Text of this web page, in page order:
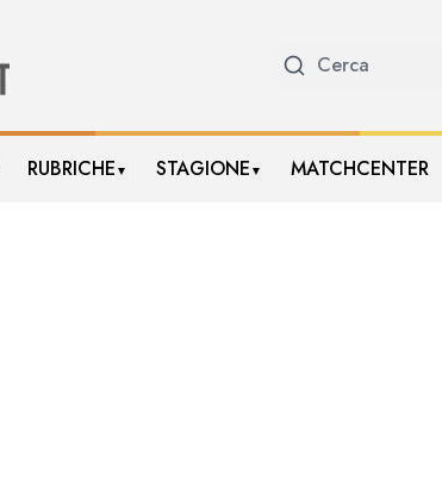
RUBRICHE ▼ STAGIONE ▼ MATCHCENTER